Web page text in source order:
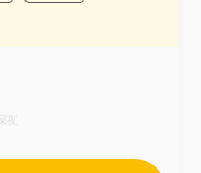
深夜